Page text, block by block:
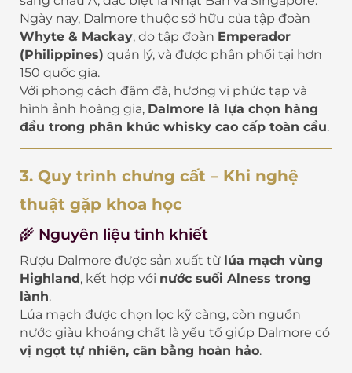
Ngày nay, Dalmore thuộc sở hữu của tập đoàn
Whyte & Mackay, do tập đoàn Emperador
(Philippines) quản lý, và được phân phối tại hơn
150 quốc gia.
Với phong cách đậm đà, hương vị phức tạp và
hình ảnh hoàng gia, Dalmore là lựa chọn hàng
đầu trong phân khúc whisky cao cấp toàn cầu.
3. Quy trình chưng cất – Khi nghệ
thuật gặp khoa học
🌾 Nguyên liệu tinh khiết
Rượu Dalmore được sản xuất từ lúa mạch vùng
Highland, kết hợp với nước suối Alness trong
lành.
Lúa mạch được chọn lọc kỹ càng, còn nguồn
nước giàu khoáng chất là yếu tố giúp Dalmore có
vị ngọt tự nhiên, cân bằng hoàn hảo.